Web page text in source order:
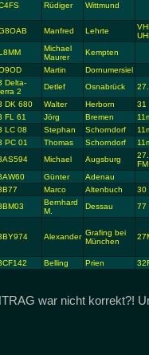
Rüdiger Wittmund
Manfred Lehrte
Michael
Maurer
Kempten
Martin
Dornumersiel
Delta-
2
Detlef Osnabrück
DK 680 Walter Herborn
31
FL 61 Jörg Bremen
LC 08 Stephan Schorndorf
PC 01 Thomas Schorndorf
Michael Augsburg
FM
Günter
Adenau
Marco Altenbuch
30
Bernhard
M.
Dessau 77
Alexander Grafing bei
München
Belling Prien
war nicht korrekt?!